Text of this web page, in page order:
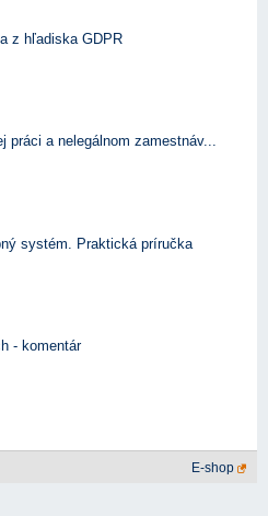
z hľadiska GDPR
práci a nelegálnom zamestnáv...
systém. Praktická príručka
- komentár
E-shop